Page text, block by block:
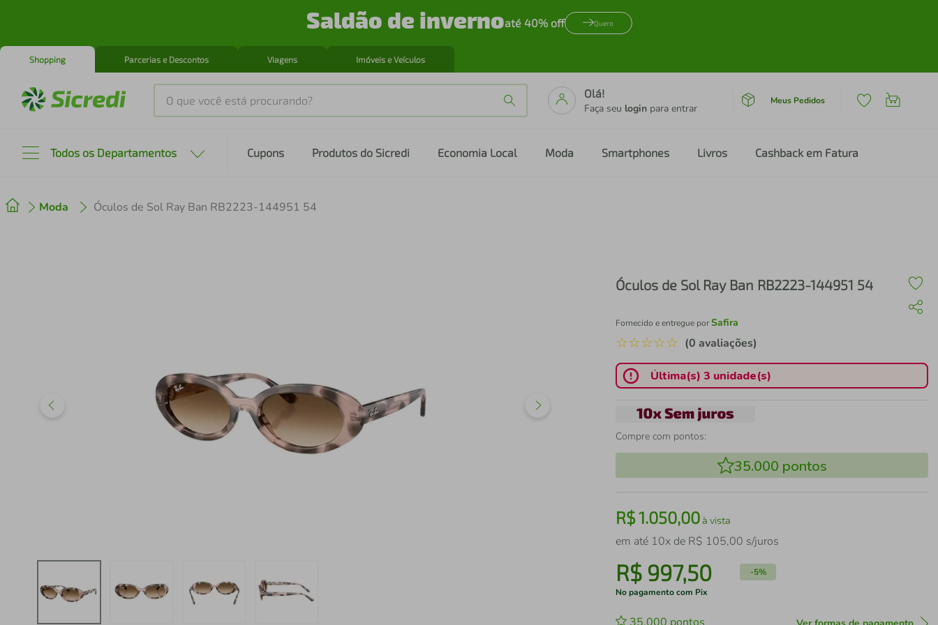
Saldão de invernoaté 40% off Quero
Shopping Parcerias e Descontos Viagens Imóveis e Veículos
O que você está procurando?
Olá!
Faça seu login para entrar
Meus Pedidos
Todos os Departamentos Cupons Produtos do Sicredi Economia Local Moda Smartphones Livros Cashback em Fatura
Moda Óculos de Sol Ray Ban RB2223-144951 54
Óculos de Sol Ray Ban RB2223-144951 54
Fornecido e entregue porSafira
☆☆☆☆☆ (0 avaliações)
Última(s) 3 unidade(s)
Compre com pontos:
35.000 pontos
R$1.050,00à vista
em até 10x de R$ 105,00 s/juros
R$ 997,50 -5%
No pagamento com Pix
2º cafeteira